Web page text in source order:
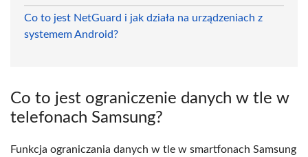
Co to jest NetGuard i jak działa na urządzeniach z
systemem Android?
Co to jest ograniczenie danych w tle w
telefonach Samsung?
Funkcja ograniczania danych w tle w smartfonach Samsung